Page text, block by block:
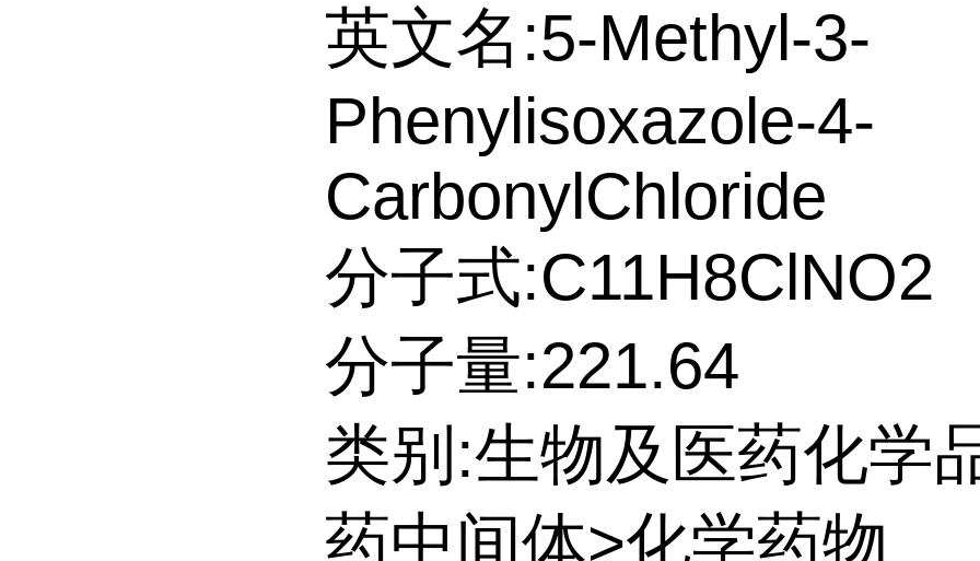
英文名:5-Methyl-3-
Phenylisoxazole-4-
CarbonylChloride
分子式:C11H8ClNO2
分子量:221.64
类别:生物及医药化学
药中间体>化学药物